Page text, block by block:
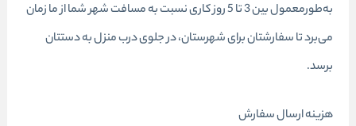
به‌طورمعمول بین 3 تا 5 روز کاری نسبت به مسافت شهر شما از ما زمان
می‌برد تا سفارشتان برای شهرستان، در جلوی درب منزل به دستتان
برسد.
هزینه ارسال سفارش